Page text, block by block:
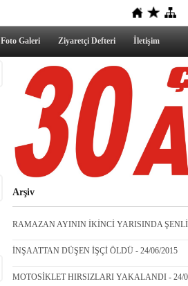
Foto Galeri Ziyaretçi Defteri İletişim
Arşiv
RAMAZAN AYININ İKİNCİ YARISINDA
İNŞAATTAN DÜŞEN İŞÇİ ÖLDÜ - 24/06/2015
MOTOSİKLET HIRSIZLARI YAKALANDI - 24/